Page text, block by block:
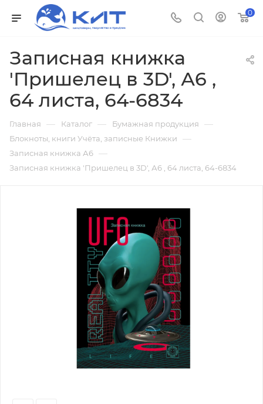
0
Записная книжка
'Пришелец в 3D', А6 ,
64 листа, 64-6834
Главная — Каталог — Бумажная продукция —
Блокноты, книги Учёта, записные Книжки —
Записная книжка А6 —
Записная книжка 'Пришелец в 3D', А6 , 64 листа, 64-6834